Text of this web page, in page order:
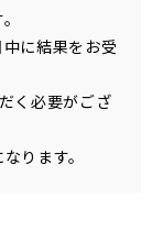
に結果をお受
く必要がござ
ります。